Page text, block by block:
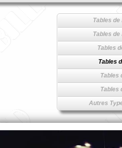
Tables
Tables
Tables
Tables
Tables
Tables
Autres